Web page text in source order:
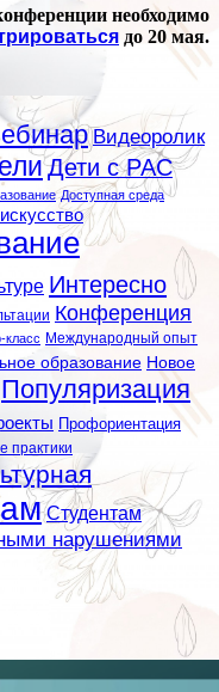
необходимо
до 20 мая.
Видеоролик
Дети с РАС
Доступная среда
Интересно
Конференция
класс Международный опыт
образование Новое
Популяризация
Профориентация
практики
Студентам
нарушениями